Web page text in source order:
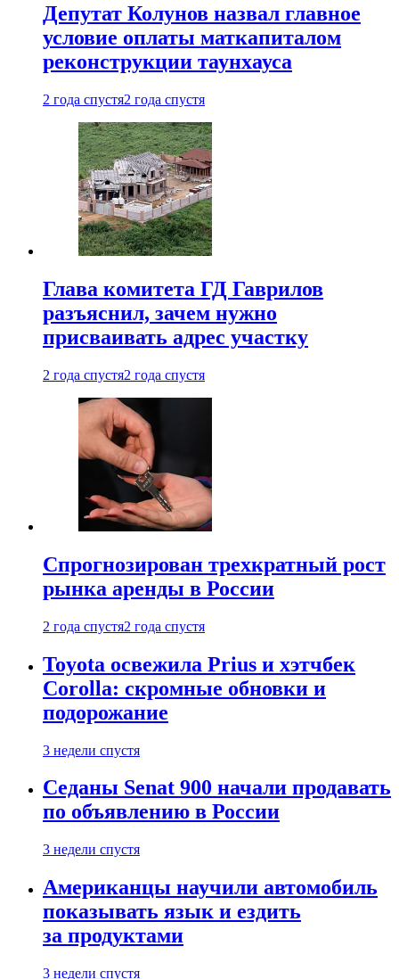
Депутат Колунов назвал главное
условие оплаты маткапиталом
реконструкции таунхауса
2 года спустя2 года спустя
Глава комитета ГД Гаврилов
разъяснил, зачем нужно
присваивать адрес участку
2 года спустя2 года спустя
Спрогнозирован трехкратный рост
рынка аренды в России
2 года спустя2 года спустя
Toyota освежила Prius и хэтчбек
Corolla: скромные обновки и
подорожание
3 недели спустя
Седаны Senat 900 начали продавать
по объявлению в России
3 недели спустя
Американцы научили автомобиль
показывать язык и ездить
за продуктами
3 недели спустя